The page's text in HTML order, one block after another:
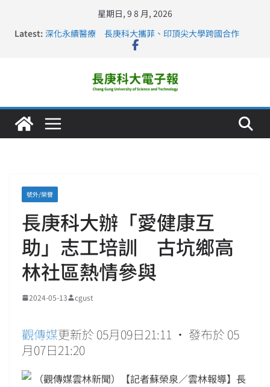
星期日, 9 8 月, 2026
Latest: 深化永續醫療 長庚科大攜菲、印頂尖大學跨國合作
長庚科大訪凱瑟醫療集團、美容學校收穫豐
仁德醫專與長庚科大締結策略聯盟 培育護理尖兵
長庚科大連四年穩居《遠見》醫學大學第5名 辦學實力再
號外/榮譽
長庚科大辦「愛健康互
助」志工培訓 古坑鄉高
林社區熱情參與
2024-05-13 cgust
觀傳媒更新於 05月09日21:11 • 發布於 05
月07日21:20